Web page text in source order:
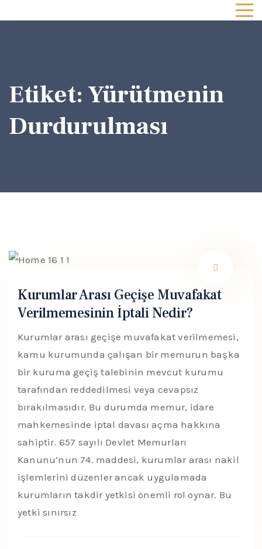
Etiket: Yürütmenin
Durdurulması
Kurumlar Arası Geçişe Muvafakat
Verilmemesinin İptali Nedir?
Kurumlar arası geçişe muvafakat verilmemesi,
kamu kurumunda çalışan bir memurun başka
bir kuruma geçiş talebinin mevcut kurumu
tarafından reddedilmesi veya cevapsız
bırakılmasıdır. Bu durumda memur, idare
mahkemesinde iptal davası açma hakkına
sahiptir. 657 sayılı Devlet Memurları
Kanunu’nun 74. maddesi, kurumlar arası nakil
işlemlerini düzenler ancak uygulamada
kurumların takdir yetkisi önemli rol oynar. Bu
yetki sınırsız